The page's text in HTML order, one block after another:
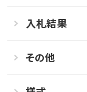
入札結果
その他